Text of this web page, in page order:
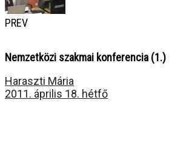
PREV
Nemzetközi szakmai konferencia (1.)
Haraszti Mária
2011. április 18. hétfő